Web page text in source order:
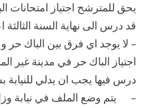
يحق للمترشح اجتياز امتحانات
قد درس الى نهاية السنة
– لا يوجد اي فرق بين الباك حر
اجتياز الباك حر في مدينة غير
درس فيها يجب ان يدلي للنيابة
– يتم وضع الملف في نيابة